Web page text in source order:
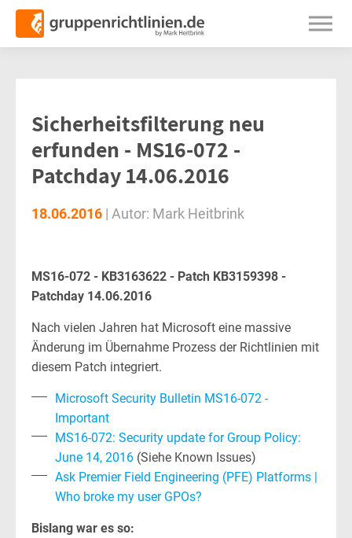
Sicherheitsfilterung neu
erfunden - MS16-072 -
Patchday 14.06.2016
18.06.2016 | Autor: Mark Heitbrink
MS16-072 - KB3163622 - Patch KB3159398 -
Patchday 14.06.2016
Nach vielen Jahren hat Microsoft eine massive
Änderung im Übernahme Prozess der Richtlinien mit
diesem Patch integriert.
Microsoft Security Bulletin MS16-072 -
Important
MS16-072: Security update for Group Policy:
June 14, 2016 (Siehe Known Issues)
Ask Premier Field Engineering (PFE) Platforms |
Who broke my user GPOs?
Bislang war es so: